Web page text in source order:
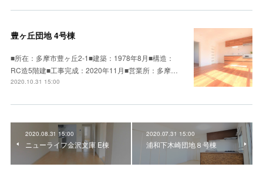
豊ヶ丘団地 4号棟
■所在：多摩市豊ヶ丘2-1■建築：1978年8月■構造：
RC造5階建■工事完成：2020年11月■営業所：多摩…
2020.10.31 15:00
2020.08.31 15:00
ニューライフ金沢文庫 E棟
2020.07.31 15:00
浦和下木崎団地８号棟